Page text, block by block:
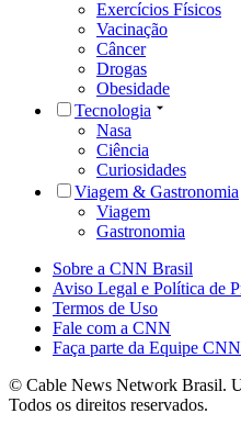
Exercícios Físicos
Vacinação
Câncer
Drogas
Obesidade
Tecnologia
Nasa
Ciência
Curiosidades
Viagem & Gastronomia
Viagem
Gastronomia
Sobre a CNN Brasil
Aviso Legal e Política de
Termos de Uso
Fale com a CNN
Faça parte da Equipe CNN
© Cable News Network Brasil.
Todos os direitos reservados.